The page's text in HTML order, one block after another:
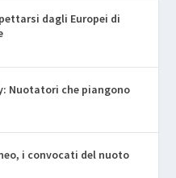
dagli Europei di
Nuotatori che piangono
i convocati del nuoto